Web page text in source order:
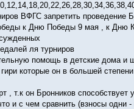
ВФГС запретить
к Дню Победы 9 мая , к Дню
ля турниров
помощь в детские дома и
которые он в большей
, т.к он Бронников
и с чем сравнить (взносы одни